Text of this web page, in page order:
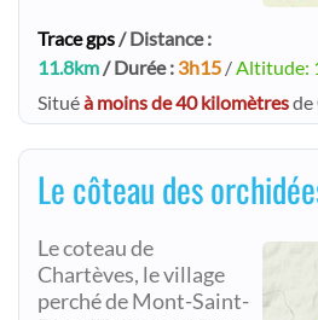
Trace gps/ Distance :
11.8km/ Durée : 3h15 /Altitude:
Situéà moins de 40 kilomètresde
Le côteau des
Le coteau de
Chartèves, le village
perché de Mont-Saint-